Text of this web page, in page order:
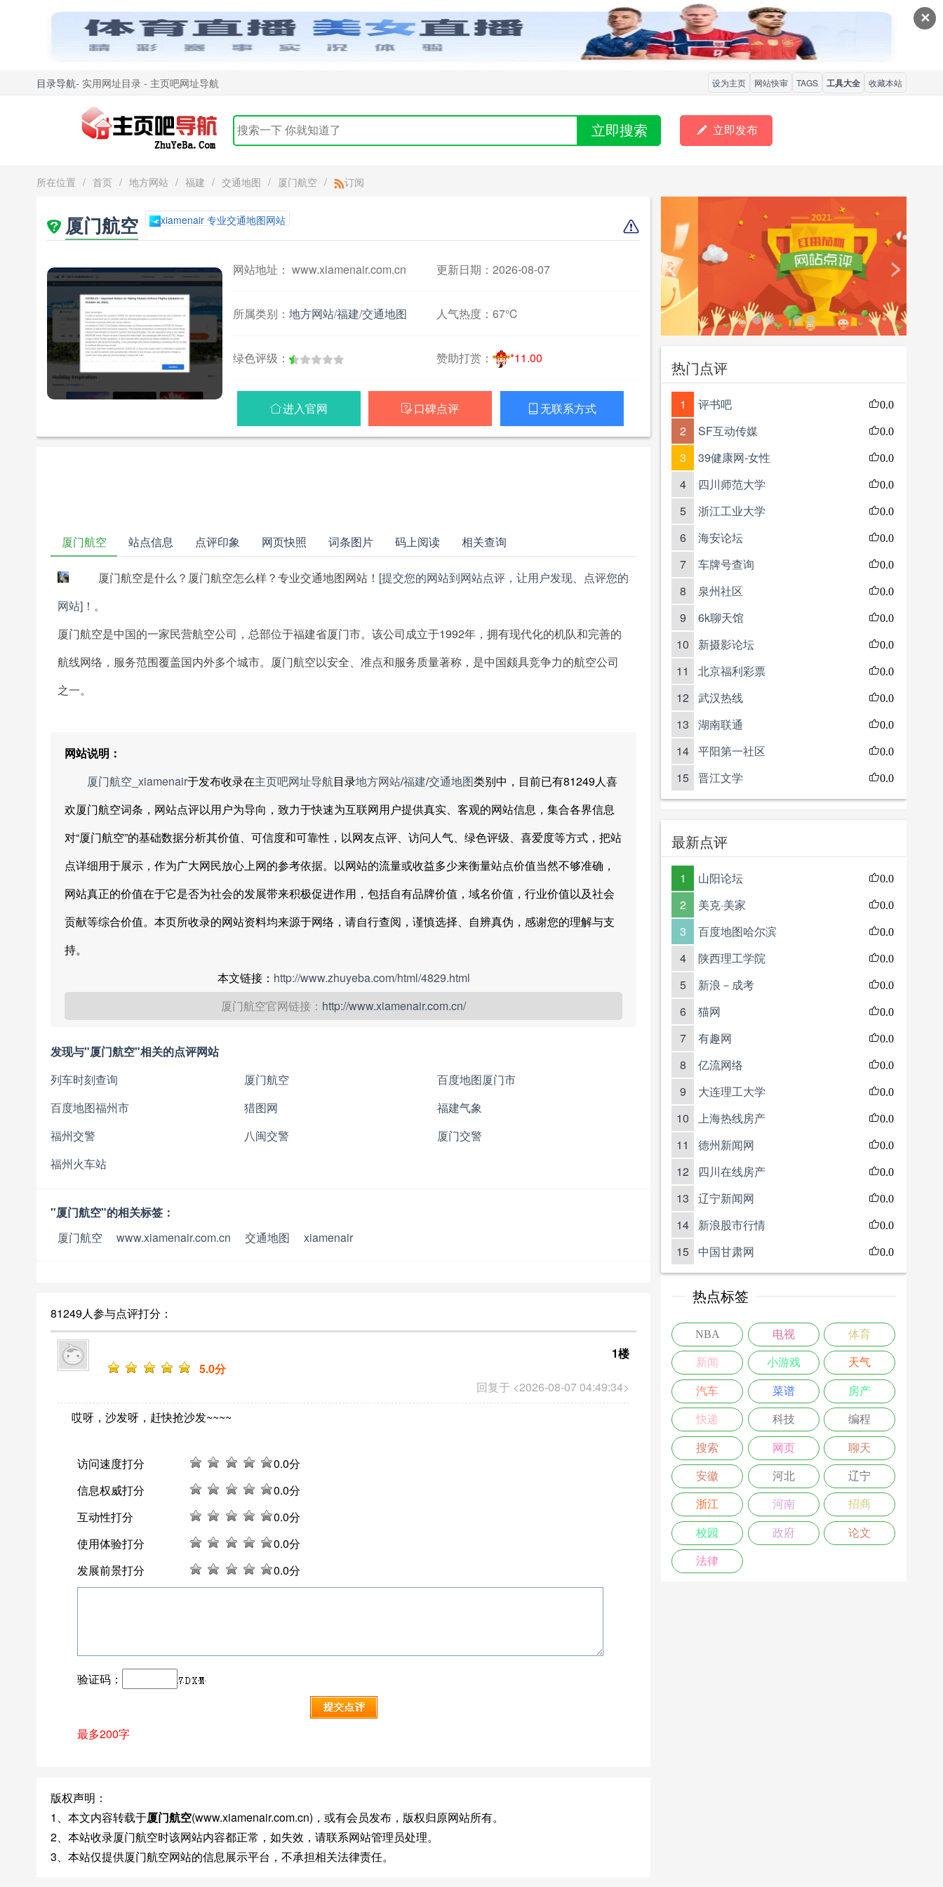
✕
目录导航- 实用网址目录 - 主页吧网址导航 设为主页 网站快审 TAGS 工具大全 收藏本站
立即搜索  立即发布
所在位置 / 首页 / 地方网站 / 福建 / 交通地图 / 厦门航空 / 订阅
厦门航空 xiamenair 专业交通地图网站
网站地址： www.xiamenair.com.cn 更新日期：2026-08-07
所属类别： 地方网站/福建/交通地图 人气热度： 67℃
绿色评级： 赞助打赏： *11.00
进入官网  口碑点评  无联系方式
厦门航空 站点信息 点评印象 网页快照 词条图片 码上阅读 相关查询
厦门航空是什么？厦门航空怎么样？专业交通地图网站！ [提交您的网站到网站点评，让用户发现、点评您的
网站]！ 。
厦门航空是中国的一家民营航空公司，总部位于福建省厦门市。该公司成立于1992年，拥有现代化的机队和完善的
航线网络，服务范围覆盖国内外多个城市。厦门航空以安全、准点和服务质量著称，是中国颇具竞争力的航空公司
之一。
网站说明：
厦门航空_xiamenair于发布收录在主页吧网址导航目录地方网站/福建/交通地图类别中，目前已有81249人喜
欢厦门航空词条，网站点评以用户为导向，致力于快速为互联网用户提供真实、客观的网站信息，集合各界信息
对“厦门航空”的基础数据分析其价值、可信度和可靠性，以网友点评、访问人气、绿色评级、喜爱度等方式，把站
点详细用于展示，作为广大网民放心上网的参考依据。以网站的流量或收益多少来衡量站点价值当然不够准确，
网站真正的价值在于它是否为社会的发展带来积极促进作用，包括自有品牌价值，域名价值，行业价值以及社会
贡献等综合价值。本页所收录的网站资料均来源于网络，请自行查阅，谨慎选择、自辨真伪，感谢您的理解与支
持。
本文链接： http://www.zhuyeba.com/html/4829.html
厦门航空官网链接： http://www.xiamenair.com.cn/
发现与"厦门航空"相关的点评网站
列车时刻查询
厦门航空
百度地图厦门市
百度地图福州市
猎图网
福建气象
福州交警
八闽交警
厦门交警
福州火车站
"厦门航空"的相关标签：
厦门航空
www.xiamenair.com.cn 交通地图 xiamenair
81249人参与点评打分：
回复于 <2026-08-07 04:49:34>
1楼
5.0分
哎呀，沙发呀，赶快抢沙发~~~~
访问速度打分 0.0分
信息权威打分
0.0分
互动性打分
0.0分
使用体验打分
0.0分
发展前景打分
0.0分
验证码：
最多200字
版权声明：
1、本文内容转载于厦门航空(www.xiamenair.com.cn)，或有会员发布，版权归原网站所有。
2、本站收录厦门航空时该网站内容都正常，如失效，请联系网站管理员处理。
3、本站仅提供厦门航空网站的信息展示平台，不承担相关法律责任。
< >
热门点评
1 评书吧 0.0
2 SF互动传媒 0.0
3 39健康网-女性 0.0
4 四川师范大学 0.0
5 浙江工业大学 0.0
6 海安论坛 0.0
7 车牌号查询 0.0
8 泉州社区 0.0
9 6k聊天馆 0.0
10 新摄影论坛 0.0
11 北京福利彩票 0.0
12 武汉热线 0.0
13 湖南联通 0.0
14 平阳第一社区 0.0
15 晋江文学 0.0
最新点评
1 山阳论坛 0.0
2 美克·美家 0.0
3 百度地图哈尔滨 0.0
4 陕西理工学院 0.0
5 新浪－成考 0.0
6 猫网 0.0
7 有趣网 0.0
8 亿流网络 0.0
9 大连理工大学 0.0
10 上海热线房产 0.0
11 德州新闻网 0.0
12 四川在线房产 0.0
13 辽宁新闻网 0.0
14 新浪股市行情 0.0
15 中国甘肃网 0.0
热点标签
NBA 电视 体育
新闻 小游戏 天气
汽车 菜谱 房产
快递 科技 编程
搜索 网页 聊天
安徽 河北 辽宁
浙江 河南 招商
校园 政府 论文
法律